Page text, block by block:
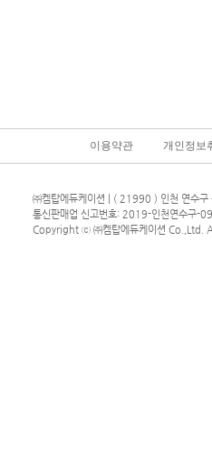
이용약관 개인정보
㈜켐탑에듀케이션 | ( 21990 ) 인천 연수
통신판매업 신고번호: 2019-인천연수구-
Copyright ⓒ ㈜켐탑에듀케이션 Co.,Ltd.